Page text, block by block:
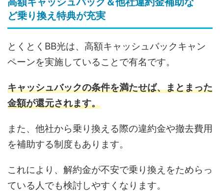
ど乗り換え特典が充実
とくとくBB光は、高額キャッシュバックキャン
ペーンを実施していることで有名です。
キャッシュバックの条件を満たせば、まとまった
金額が還元されます。
また、他社から乗り換える際の違約金や撤去費用
を補助する制度もあります。
これにより、解約金が不安で乗り換えをためらっ
ている人でも検討しやすくなります。